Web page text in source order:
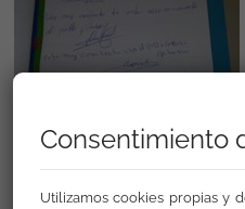
Consentimiento
Utilizamos cookies propias y